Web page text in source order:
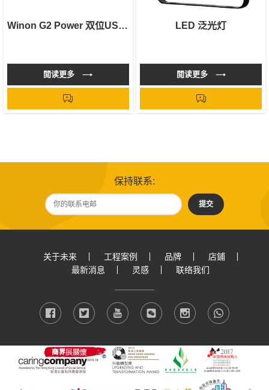
Winon G2 Power 双位USB插座
閲读更多
LED 泛光灯
閲读更多
保持联系:
提交
关于未来 工程案例 品牌
店鋪
最新消息
灵感 联络我们